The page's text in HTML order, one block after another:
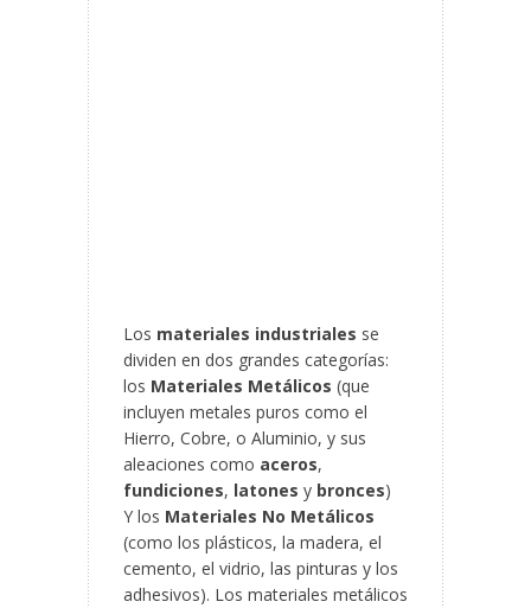
Los materiales industriales se
dividen en dos grandes categorías:
los Materiales Metálicos (que
incluyen metales puros como el
Hierro, Cobre, o Aluminio, y sus
aleaciones como aceros,
fundiciones, latones y bronces)
Y los Materiales No Metálicos
(como los plásticos, la madera, el
cemento, el vidrio, las pinturas y los
adhesivos). Los materiales metálicos